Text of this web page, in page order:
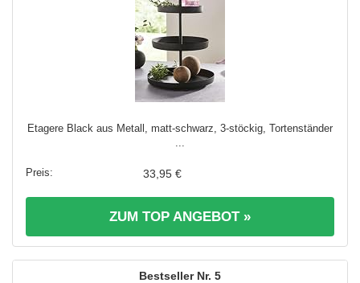
Etagere Black aus Metall, matt-schwarz, 3-stöckig, Tortenständer
33,95 €
ZUM TOP ANGEBOT »
5